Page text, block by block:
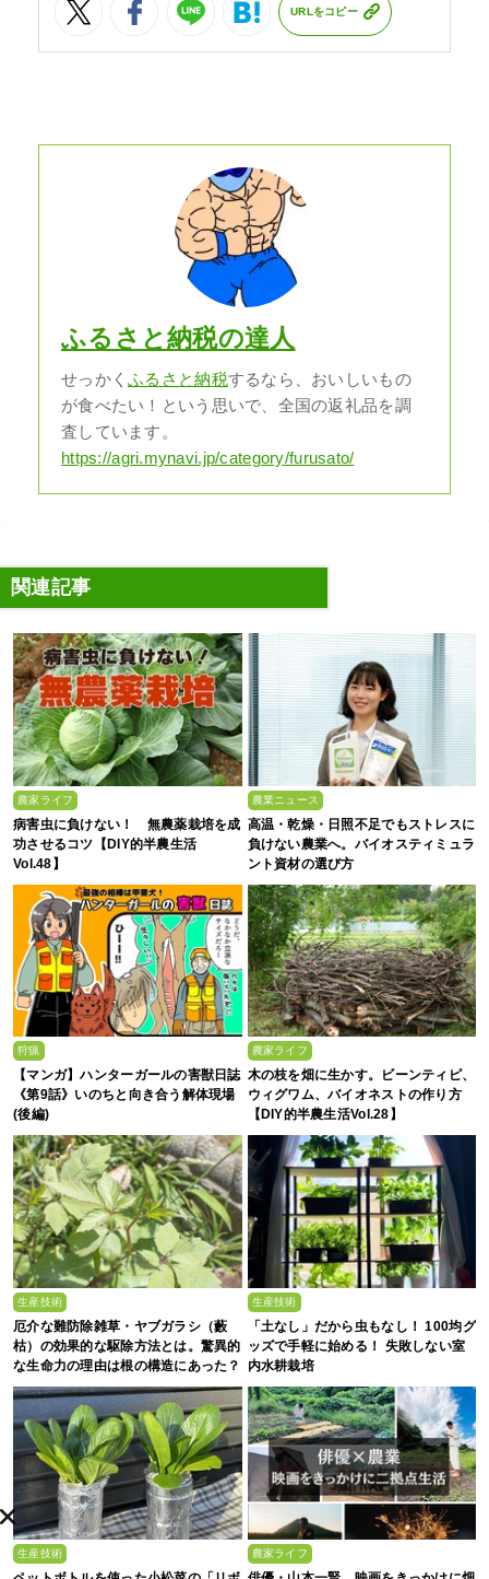
URLをコピー
ふるさと納税の達人
せっかくふるさと納税するなら、おいしいもの
が食べたい！という思いで、全国の返礼品を調
査しています。
https://agri.mynavi.jp/category/furusato/
関連記事
農家ライフ
病害虫に負けない！ 無農薬栽培を成
功させるコツ【DIY的半農生活
Vol.48】
農業ニュース
高温・乾燥・日照不足でもストレスに
負けない農業へ。バイオスティミュラ
ント資材の選び方
狩猟
【マンガ】ハンターガールの害獣日誌
《第9話》いのちと向き合う解体現場
(後編)
農家ライフ
木の枝を畑に生かす。ビーンティピ、
ウィグワム、バイオネストの作り方
【DIY的半農生活Vol.28】
生産技術
厄介な難防除雑草・ヤブガラシ（藪
枯）の効果的な駆除方法とは。驚異的
な生命力の理由は根の構造にあった？
生産技術
「土なし」だから虫もなし！ 100均グ
ッズで手軽に始める！ 失敗しない室
内水耕栽培
生産技術 農家ライフ